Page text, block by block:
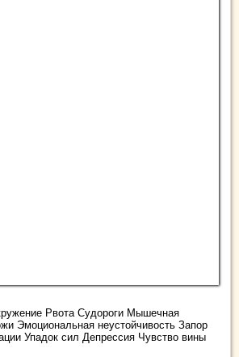
Рвота Судороги Мышечная
Эмоциональная неустойчивость Запор
Упадок сил Депрессия Чувство вины